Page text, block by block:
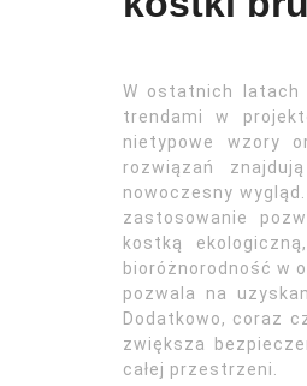
W ostatnich latach
trendami w
nietypowe wzory
rozwiązań
nowoczesny
zastosowanie
kostką
bioróżnorodność w
pozwala na
Dodatkowo, coraz
zwiększa
całej przestrzeni.